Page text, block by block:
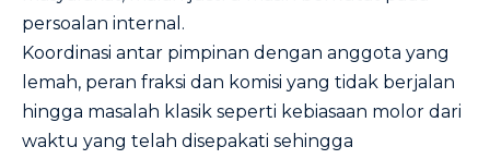
persoalan internal.
Koordinasi antar pimpinan dengan anggota yang
lemah, peran fraksi dan komisi yang tidak berjalan
hingga masalah klasik seperti kebiasaan molor dari
waktu yang telah disepakati sehingga